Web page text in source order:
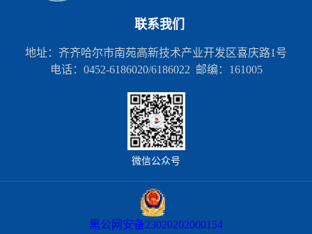
联系我们
地址：齐齐哈尔市南苑高新技术产业开发区喜庆路1号
电话：0452-6186020/6186022 邮编：161005
微信公众号
黑公网安备23020202000154